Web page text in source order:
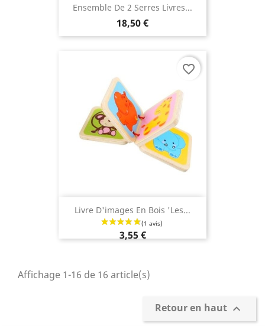
Ensemble De 2 Serres Livres...
18,50 €
Livre D'images En Bois 'les...
3,55 €
favorite_border
Affichage 1-16 de 16 article(s)
Retour en haut 